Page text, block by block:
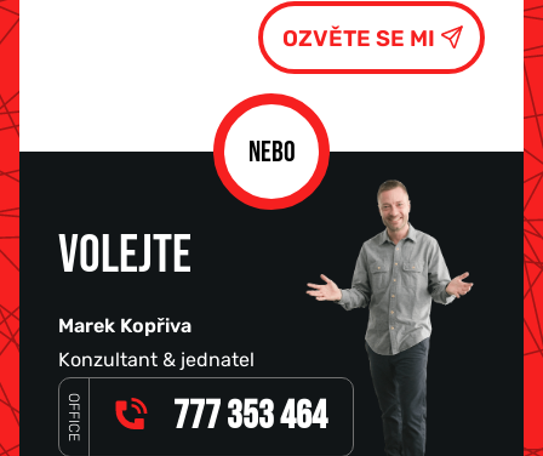
NEBO
VOLEJTE
Marek Kopřiva
Konzultant & jednatel
OFFICE 777 353 464